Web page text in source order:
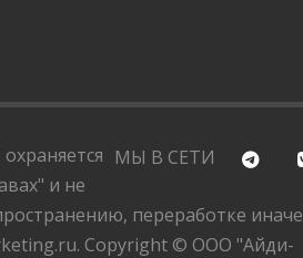
МЫ В СЕТИ
и не
переработке иначе
Copyright © ООО "Айди-